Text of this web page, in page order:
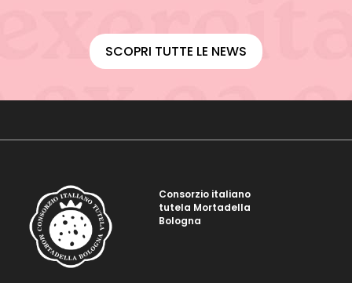
SCOPRI TUTTE LE NEWS
Consorzio italiano
tutela Mortadella
Bologna